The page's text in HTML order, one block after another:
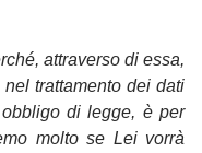
attraverso di essa,
trattamento dei dati
di legge, è per
molto se Lei vorrà